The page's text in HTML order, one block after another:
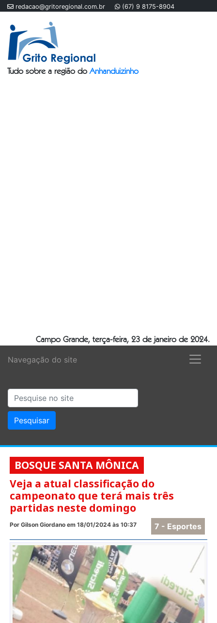
redacao@gritoregional.com.br (67) 9 8175-8904
Tudo sobre a região doAnhanduizinho
Campo Grande, terça-feira, 23 de janeiro de 2024.
Navegação do site
BOSQUE SANTA MÔNICA
Veja a atual classificação do
campeonato que terá mais três
partidas neste domingo
7 - Esportes
Por Gilson Giordano em 18/01/2024 às 10:37